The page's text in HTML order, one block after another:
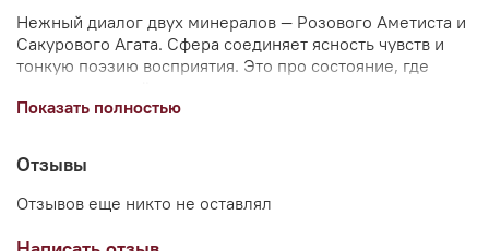
Нежный диалог двух минералов — Розового Аметиста и
Сакурового Агата. Сфера соединяет ясность чувств и
тонкую поэзию восприятия. Это про состояние, где
цветы в тишине.
*Свойства минерала описаны по информации из мифов
и легенд.
*Описание несет исключительно развлекательный
посыл.
Показать полностью
Отзывы
Отзывов еще никто не оставлял